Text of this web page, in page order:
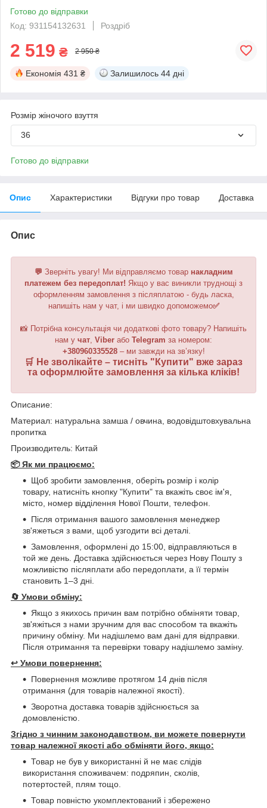
Готово до відправки
Код: 931154132631
Роздріб
2 519 ₴ 2 950 ₴
Економія 431 ₴ Залишилось 44 дні
Розмір жіночого взуття
36
Готово до відправки
Опис Характеристики Відгуки про товар Доставка
Опис
💬 Зверніть увагу! Ми відправляємо товар накладним
платежем без передоплат! Якщо у вас виникли труднощі з
оформленням замовлення з післяплатою - будь ласка,
напишіть нам у чат, і ми швидко допоможемо✅
📸 Потрібна консультація чи додаткові фото товару? Напишіть
нам у чат Viber або Telegram за номером:
+380960335528– ми завжди на зв’язку!
🛒 Не зволікайте – тисніть " Купити" вже зараз
та оформлюйте замовлення за кілька кліків!
Описание:
Материал: натуральна замша / овчина, водовідштовхувальна
пропитка
Производитель: Китай
📦 Як ми працюємо:
Щоб зробити замовлення, оберіть розмір і колір
товару, натисніть кнопку "Купити" та вкажіть своє ім'я,
місто, номер відділення Нової Пошти, телефон.
Після отримання вашого замовлення менеджер
зв'яжеться з вами, щоб узгодити всі деталі.
Замовлення, оформлені до 15:00, відправляються в
той же день. Доставка здійснюється через Нову Пошту з
можливістю післяплати або передоплати, а її термін
становить 1–3 дні.
🔄 Умови обміну:
Якщо з якихось причин вам потрібно обміняти товар,
зв'яжіться з нами зручним для вас способом та вкажіть
причину обміну. Ми надішлемо вам дані для відправки.
Після отримання та перевірки товару надішлемо заміну.
↩️ Умови повернення:
Повернення можливе протягом 14 днів після
отримання (для товарів належної якості).
Зворотна доставка товарів здійснюється за
домовленістю.
Згідно з чинним законодавством, ви можете повернути
товар належної якості або обміняти його, якщо:
Товар не був у використанні й не має слідів
використання споживачем: подряпин, сколів,
потертостей, плям тощо.
Товар повністю укомплектований і збережено